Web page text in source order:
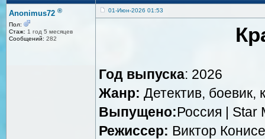
Anonimus72 ®
Пол:
Стаж: 1 год 5 месяцев
Сообщений: 282
01-Июн-2026 01:53
Год выпуска: 2026
Жанр: Детектив, боевик,
Выпущено:Россия | Star
Режиссер: Виктор